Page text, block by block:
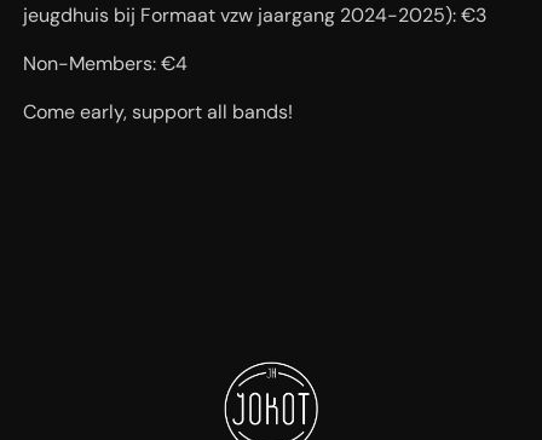
jeugdhuis bij Formaat vzw jaargang 2024-2025): €3
Non-Members: €4
Come early, support all bands!